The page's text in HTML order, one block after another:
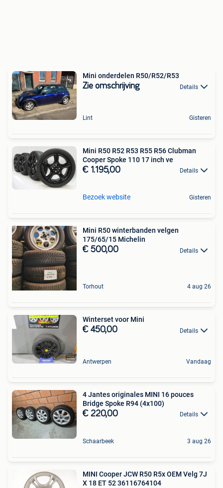
Mini onderdelen R50/R52/R53
Zie omschrijving Details
Lint Gisteren
Mini R50 R52 R53 R55 R56 Clubman
Cooper Spoke 110 17 inch ve
€ 1.195,00 Details
Bezoek website Gisteren
Mini R50 winterbanden velgen
175/65/15 Michelin
€ 500,00 Details
Torhout 4 aug 26
Winterset voor Mini
€ 450,00 Details
Antwerpen Vandaag
4 Jantes originales MINI 16 pouces
Bridge Spoke R94 (4x100)
€ 220,00 Details
Schaarbeek 3 aug 26
MINI Cooper JCW R50 R5x OEM Velg 7J
X 18 ET 52 36116764104